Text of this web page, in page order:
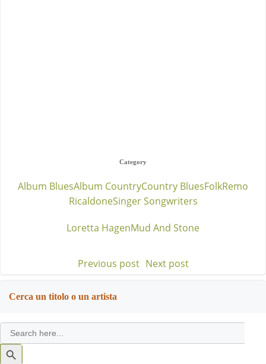
Category
Album BluesAlbum CountryCountry BluesFolkRemo
RicaldoneSinger Songwriters
Loretta HagenMud And Stone
Post
navigation
Previous post Post
Next post
Cerca un titolo o un artista
Search
for:
Search
Button